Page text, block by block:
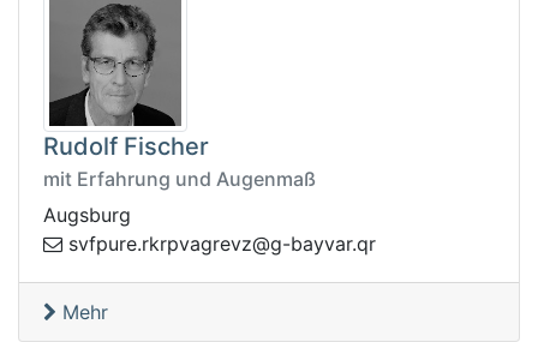
Rudolf Fischer
mit Erfahrung und Augenmaß
Augsburg
rq.rav
yab-g@zvergavprkr.erupfvs
Mehr